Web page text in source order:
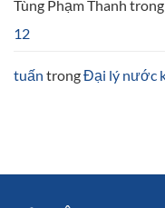
Tùng Phạm Thanh trong
12
tuấn trongĐại lý nước